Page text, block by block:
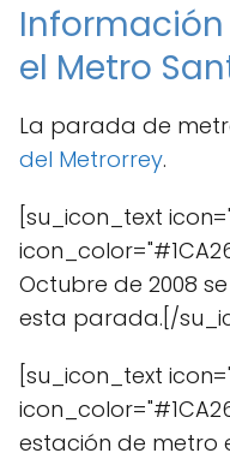
el Metro
La parada de
del Metrorrey.
[su_icon_text
Octubre de 2008
esta parada.[/
[su_icon_text
estación de metro